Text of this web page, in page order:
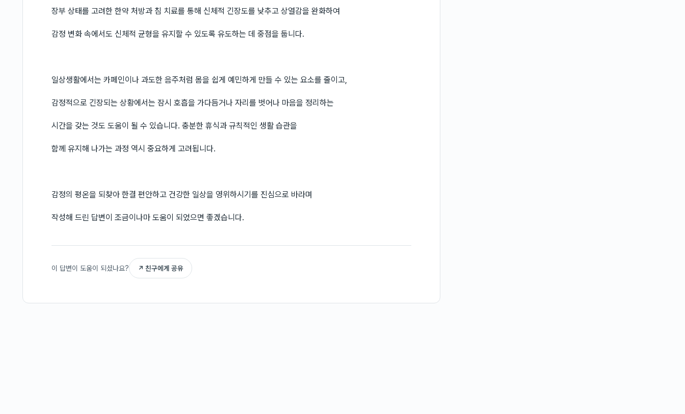
장부 상태를 고려한 한약 처방과 침 치료를 통해 신체적 긴장도를 낮추고 상열감을 완화하여
감정 변화 속에서도 신체적 균형을 유지할 수 있도록 유도하는 데 중점을 둡니다.
일상생활에서는 카페인이나 과도한 음주처럼 몸을 쉽게 예민하게 만들 수 있는 요소를 줄이고,
감정적으로 긴장되는 상황에서는 잠시 호흡을 가다듬거나 자리를 벗어나 마음을 정리하는
시간을 갖는 것도 도움이 될 수 있습니다. 충분한 휴식과 규칙적인 생활 습관을
함께 유지해 나가는 과정 역시 중요하게 고려됩니다.
감정의 평온을 되찾아 한결 편안하고 건강한 일상을 영위하시기를 진심으로 바라며
작성해 드린 답변이 조금이나마 도움이 되었으면 좋겠습니다.
이 답변이 도움이 되셨나요? ↗ 친구에게 공유